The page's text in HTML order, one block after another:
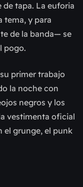
de tapa. La euforia
tema, y para
de la banda— se
pogo.
primer trabajo
la noche con
negros y los
vestimenta oficial
el grunge, el punk